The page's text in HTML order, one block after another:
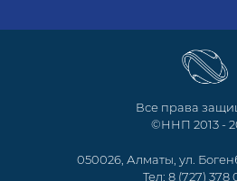
Все права
©ННП 2013 -
050026, Алматы, ул.
Тел: 8 (727) 378